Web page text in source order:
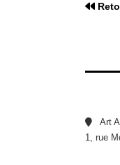
Art
1, rue